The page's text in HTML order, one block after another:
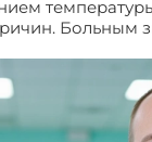
Больным